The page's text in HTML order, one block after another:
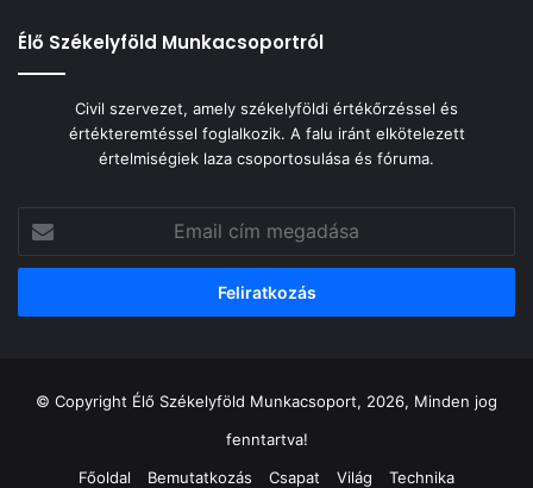
Élő Székelyföld Munkacsoportról
Civil szervezet, amely székelyföldi értékőrzéssel és
értékteremtéssel foglalkozik. A falu iránt elkötelezett
értelmiségiek laza csoportosulása és fóruma.
cím
megadása
© Copyright Élő Székelyföld Munkacsoport, 2026, Minden jog
fenntartva!
Főoldal
Bemutatkozás Csapat Világ Technika